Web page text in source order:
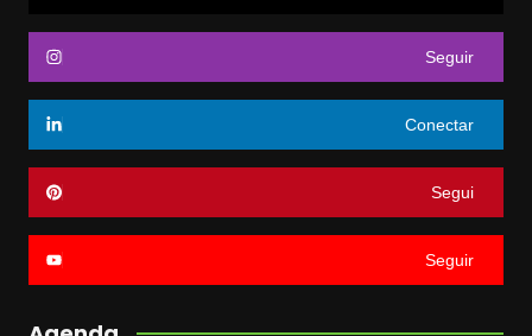
Seguir
Conectar
Segui
Seguir